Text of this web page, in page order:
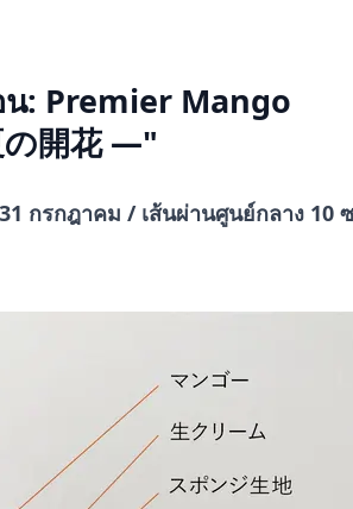
: Premier Mango
開花 —"
กรกฎาคม / เส้นผ่านศูนย์กลาง 10